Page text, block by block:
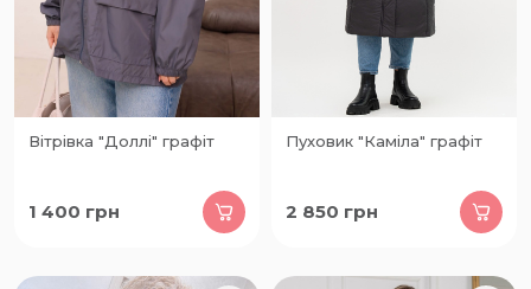
Вітрівка "Доллі" графіт
1 400 грн
Пуховик "Каміла" графіт
2 850 грн